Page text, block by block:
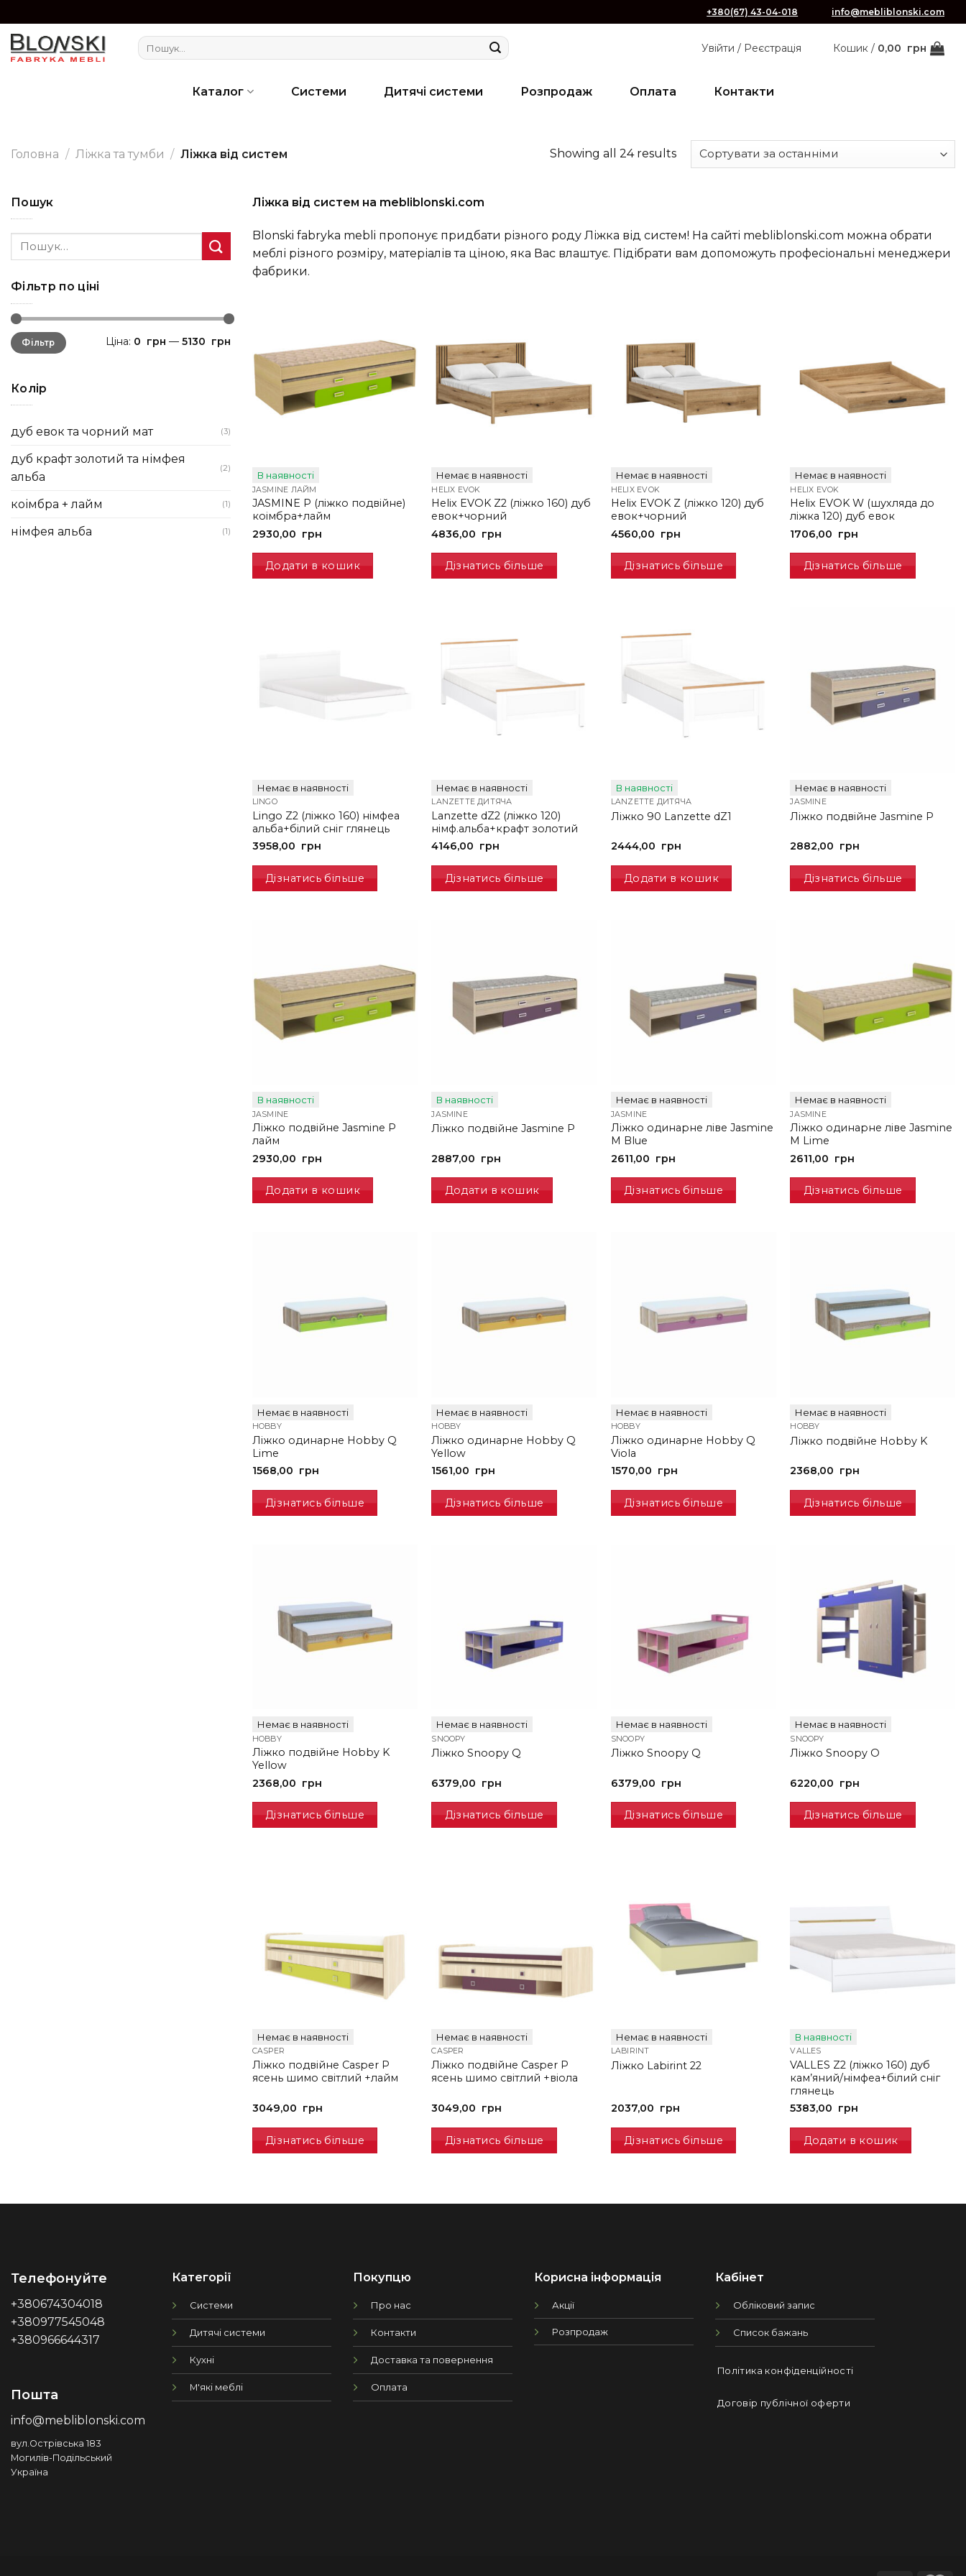
to
content
+380(67) 43-04-018 info@mebliblonski.com
Шукати: Увійти / Реєстрація Кошик / 0,00 грн
Каталог Системи Дитячі системи Розпродаж Оплата Контакти
Головна / Ліжка та тумби / Ліжка від систем Showing all 24 results
Пошук
Шукати:
Фільтр по ціні
Фільтр Ціна: 0 грн — 5130 грн
Колір
дуб евок та чорний мат (3)
дуб крафт золотий та німфея
альба
(2)
коімбра + лайм (1)
німфея альба (1)
Ліжка від систем на mebliblonski.com
Blonski fabryka mebli пропонує придбати різного роду Ліжка від систем! На сайті mebliblonski.com можна обрати
меблі різного розміру, матеріалів та ціною, яка Вас влаштує. Підібрати вам допоможуть професіональні менеджери
фабрики.
В наявності
JASMINE ЛАЙМ
JASMINE P (ліжко подвійне)
коімбра+лайм
2930,00 грн
Додати в кошик
Немає в наявності
HELIX EVOK
Helix EVOK Z2 (ліжко 160) дуб
евок+чорний
4836,00 грн
Дізнатись більше
Немає в наявності
HELIX EVOK
Helix EVOK Z (ліжко 120) дуб
евок+чорний
4560,00 грн
Дізнатись більше
Немає в наявності
HELIX EVOK
Helix EVOK W (шухляда до
ліжка 120) дуб евок
1706,00 грн
Дізнатись більше
Немає в наявності
LINGO
Lingo Z2 (ліжко 160) німфеа
альба+білий сніг глянець
3958,00 грн
Дізнатись більше
Немає в наявності
LANZETTE ДИТЯЧА
Lanzette dZ2 (ліжко 120)
німф.альба+крафт золотий
4146,00 грн
Дізнатись більше
В наявності
LANZETTE ДИТЯЧА
Ліжко 90 Lanzette dZ1
2444,00 грн
Додати в кошик
Немає в наявності
JASMINE
Ліжко подвійне Jasmine P
2882,00 грн
Дізнатись більше
В наявності
JASMINE
Ліжко подвійне Jasmine P
лайм
2930,00 грн
Додати в кошик
В наявності
JASMINE
Ліжко подвійне Jasmine P
2887,00 грн
Додати в кошик
Немає в наявності
JASMINE
Ліжко одинарне ліве Jasmine
M Blue
2611,00 грн
Дізнатись більше
Немає в наявності
JASMINE
Ліжко одинарне ліве Jasmine
M Lime
2611,00 грн
Дізнатись більше
Немає в наявності
HOBBY
Ліжко одинарне Hobby Q
Lime
1568,00 грн
Дізнатись більше
Немає в наявності
HOBBY
Ліжко одинарне Hobby Q
Yellow
1561,00 грн
Дізнатись більше
Немає в наявності
HOBBY
Ліжко одинарне Hobby Q
Viola
1570,00 грн
Дізнатись більше
Немає в наявності
HOBBY
Ліжко подвійне Hobby K
2368,00 грн
Дізнатись більше
Немає в наявності
HOBBY
Ліжко подвійне Hobby K
Yellow
2368,00 грн
Дізнатись більше
Немає в наявності
SNOOPY
Ліжко Snoopy Q
6379,00 грн
Дізнатись більше
Немає в наявності
SNOOPY
Ліжко Snoopy Q
6379,00 грн
Дізнатись більше
Немає в наявності
SNOOPY
Ліжко Snoopy O
6220,00 грн
Дізнатись більше
Немає в наявності
CASPER
Ліжко подвійне Casper P
ясень шимо світлий +лайм
3049,00 грн
Дізнатись більше
Немає в наявності
CASPER
Ліжко подвійне Casper P
ясень шимо світлий +віола
3049,00 грн
Дізнатись більше
Немає в наявності
LABIRINT
Ліжко Labirint 22
2037,00 грн
Дізнатись більше
В наявності
VALLES
VALLES Z2 (ліжко 160) дуб
кам’яний/німфеа+білий сніг
глянець
5383,00 грн
Додати в кошик
Телефонуйте
+380674304018
+380977545048
+380966644317
Пошта
info@mebliblonski.com
вул.Острівська 183
Могилів-Подільський
Україна
Категорії
Системи
Дитячі системи
Кухні
М'які меблі
Покупцю
Про нас
Контакти
Доставка та повернення
Оплата
Корисна інформація
Акції
Розпродаж
Кабінет
Обліковий запис
Список бажань
Політика конфіденційності
Договір публічної оферти